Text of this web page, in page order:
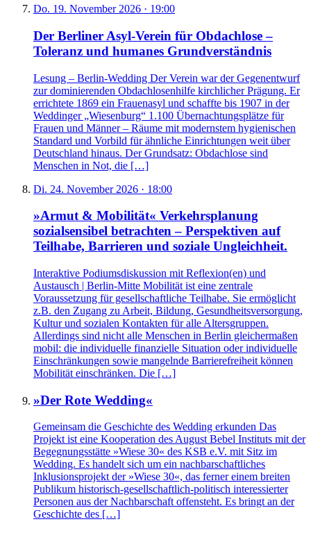
Do. 19. November 2026 · 19:00
Der Berliner Asyl-Verein für Obdachlose –
Toleranz und humanes Grundverständnis
Lesung – Berlin-Wedding Der Verein war der Gegenentwurf
zur dominierenden Obdachlosenhilfe kirchlicher Prägung. Er
errichtete 1869 ein Frauenasyl und schaffte bis 1907 in der
Weddinger „Wiesenburg“ 1.100 Übernachtungsplätze für
Frauen und Männer – Räume mit modernstem hygienischen
Standard und Vorbild für ähnliche Einrichtungen weit über
Deutschland hinaus. Der Grundsatz: Obdachlose sind
Menschen in Not, die […]
Di. 24. November 2026 · 18:00
»Armut & Mobilität« Verkehrsplanung
sozialsensibel betrachten – Perspektiven auf
Teilhabe, Barrieren und soziale Ungleichheit.
Interaktive Podiumsdiskussion mit Reflexion(en) und
Austausch | Berlin-Mitte Mobilität ist eine zentrale
Voraussetzung für gesellschaftliche Teilhabe. Sie ermöglicht
z.B. den Zugang zu Arbeit, Bildung, Gesundheitsversorgung,
Kultur und sozialen Kontakten für alle Altersgruppen.
Allerdings sind nicht alle Menschen in Berlin gleichermaßen
mobil: die individuelle finanzielle Situation oder individuelle
Einschränkungen sowie mangelnde Barrierefreiheit können
Mobilität einschränken. Die […]
»Der Rote Wedding«
Gemeinsam die Geschichte des Wedding erkunden Das
Projekt ist eine Kooperation des August Bebel Instituts mit der
Begegnungsstätte »Wiese 30« des KSB e.V. mit Sitz im
Wedding. Es handelt sich um ein nachbarschaftliches
Inklusionsprojekt der »Wiese 30«, das ferner einem breiten
Publikum historisch-gesellschaftlich-politisch interessierter
Personen aus der Nachbarschaft offensteht. Es bringt an der
Geschichte des […]